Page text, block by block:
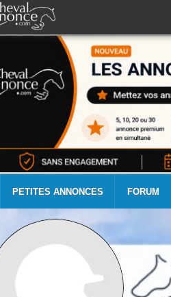
PETITES ANNONCES FORUM